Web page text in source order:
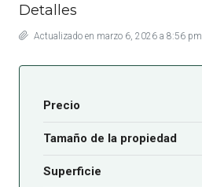
Detalles
Actualizado en marzo 6, 2026 a 8:56 pm
Precio
Tamaño de la propiedad
Superficie